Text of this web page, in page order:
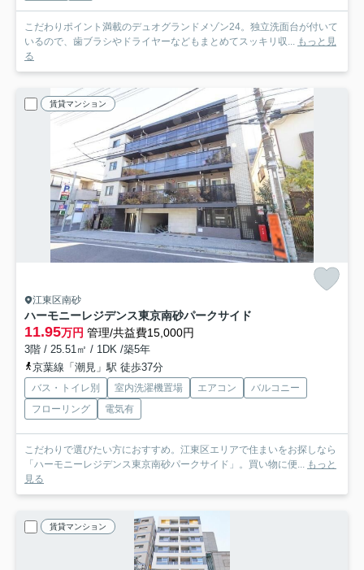
こだわりポイント満載のデュオグランドメゾン24。独立洗面台が付いて
いるので、歯ブラシやドライヤーなどもまとめてスッキリ収... もっと見
る
賃貸マンション
江東区南砂
ハーモニーレジデンス東京南砂パークサイド
11.95万円 管理/共益費15,000円
3階 / 25.51㎡ / 1DK /築5年
京葉線「潮見」駅 徒歩37分
バス・トイレ別 室内洗濯機置場 エアコン
バルコニー
フローリング
電気有
こだわりで選びたい方におすすめ。江東区エリアで住まいをお探しなら
「ハーモニーレジデンス東京南砂パークサイド」。買い物に便... もっと
見る
賃貸マンション